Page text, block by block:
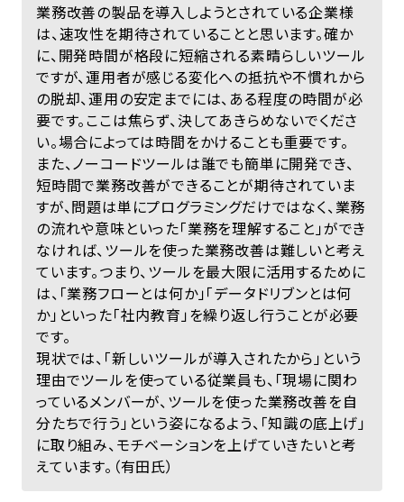
業務改善の製品を導入しようとされている企業様
は、速攻性を期待されていることと思います。確か
に、開発時間が格段に短縮される素晴らしいツール
ですが、運用者が感じる変化への抵抗や不慣れから
の脱却、運用の安定までには、ある程度の時間が必
要です。ここは焦らず、決してあきらめないでくださ
い。場合によっては時間をかけることも重要です。
また、ノーコードツールは誰でも簡単に開発でき、
短時間で業務改善ができることが期待されていま
すが、問題は単にプログラミングだけではなく、業務
の流れや意味といった「業務を理解すること」ができ
なければ、ツールを使った業務改善は難しいと考え
ています。つまり、ツールを最大限に活用するために
は、「業務フローとは何か」「データドリブンとは何
か」といった「社内教育」を繰り返し行うことが必要
です。
現状では、「新しいツールが導入されたから」という
理由でツールを使っている従業員も、「現場に関わ
っているメンバーが、ツールを使った業務改善を自
分たちで行う」という姿になるよう、「知識の底上げ」
に取り組み、モチベーションを上げていきたいと考
えています。（有田氏）